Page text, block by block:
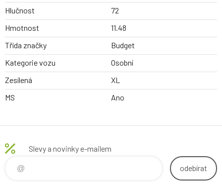
Hlučnost
72
Hmotnost
11.48
Třída značky
Budget
Kategorie vozu
Osobní
Zesílená
XL
MS
Ano
Slevy a novinky e-mailem
odebírat